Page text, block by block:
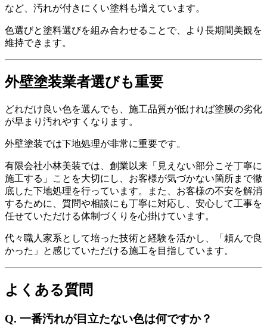
など、汚れが付きにくい塗料も増えています。
色選びと塗料選びを組み合わせることで、より長期間美観を
維持できます。
外壁塗装業者選びも重要
どれだけ良い色を選んでも、施工品質が低ければ塗膜の劣化
が早まり汚れやすくなります。
外壁塗装では下地処理が非常に重要です。
有限会社小林美装では、創業以来「見えない部分こそ丁寧に
施工する」ことを大切にし、お客様が気づかない箇所まで徹
底した下地処理を行っています。また、お客様の不安を解消
するために、質問や相談にも丁寧に対応し、安心して工事を
任せていただける体制づくりを心掛けています。
代々職人家系として培った技術と経験を活かし、「頼んで良
かった」と感じていただける施工を目指しています。
よくある質問
Q. 一番汚れが目立たない色は何ですか？